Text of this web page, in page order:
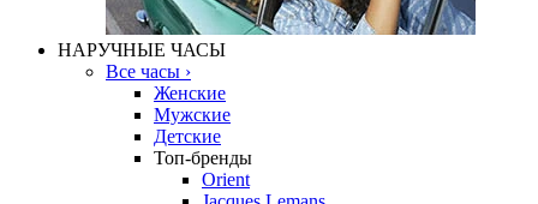
НАРУЧНЫЕ ЧАСЫ
Все часы ›
Женские
Мужские
Детские
Топ-бренды
Orient